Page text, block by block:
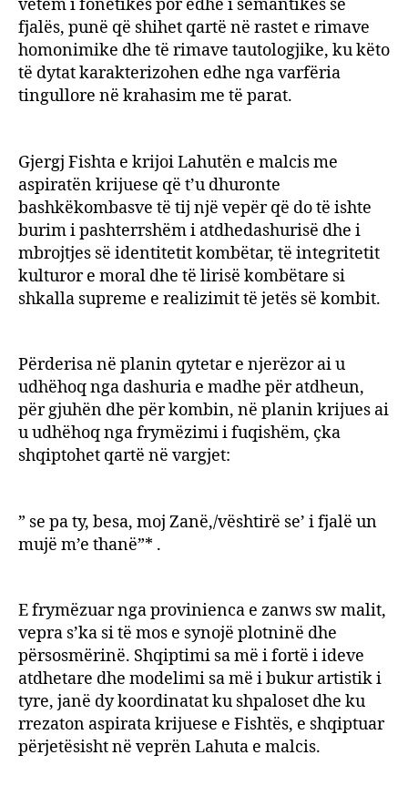
vetëm i fonetikës por edhe i semantikës së
fjalës, punë që shihet qartë në rastet e rimave
homonimike dhe të rimave tautologjike, ku këto
të dytat karakterizohen edhe nga varfëria
tingullore në krahasim me të parat.
Gjergj Fishta e krijoi Lahutën e malcis me
aspiratën krijuese që t’u dhuronte
bashkëkombasve të tij një vepër që do të ishte
burim i pashterrshëm i atdhedashurisë dhe i
mbrojtjes së identitetit kombëtar, të integritetit
kulturor e moral dhe të lirisë kombëtare si
shkalla supreme e realizimit të jetës së kombit.
Përderisa në planin qytetar e njerëzor ai u
udhëhoq nga dashuria e madhe për atdheun,
për gjuhën dhe për kombin, në planin krijues ai
u udhëhoq nga frymëzimi i fuqishëm, çka
shqiptohet qartë në vargjet:
” se pa ty, besa, moj Zanë,/vështirë se’ i fjalë un
mujë m’e thanë”* .
E frymëzuar nga provinienca e zanws sw malit,
vepra s’ka si të mos e synojë plotninë dhe
përsosmërinë. Shqiptimi sa më i fortë i ideve
atdhetare dhe modelimi sa më i bukur artistik i
tyre, janë dy koordinatat ku shpaloset dhe ku
rrezaton aspirata krijuese e Fishtës, e shqiptuar
përjetësisht në veprën Lahuta e malcis.